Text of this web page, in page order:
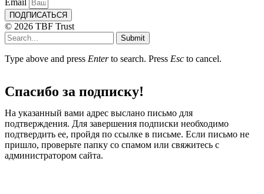
Email
ПОДПИСАТЬСЯ
© 2026 TBF Trust
Submit
Type above and press Enterto search. Press Esc to cancel.
Спасибо за подписку!
На указанный вами адрес выслано письмо для
подтверждения. Для завершения подписки необходимо
подтвердить ее, пройдя по ссылке в письме. Если письмо не
пришло, проверьте папку со спамом или свяжитесь с
администратором сайта.